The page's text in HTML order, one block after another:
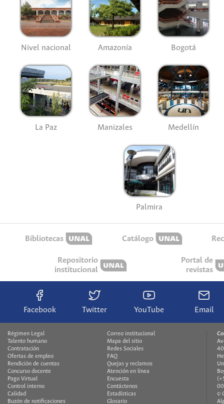
Nivel nacional Amazonía Bogotá
La Paz Manizales Medellín
Palmira
Bibliotecas Catálogo
Repositorio
institucional
Portal de
revistas
Facebook Twitter YouTube Email
Régimen Legal
Talento humano
Contratación
Ofertas de empleo
Rendición de cuentas
Concurso docente
Pago Virtual
Control interno
Calidad
Buzón de notificaciones
Correo institucional
Mapa del sitio
Redes Sociales
FAQ
Quejas y reclamos
Atención en línea
Encuesta
Contáctenos
Estadísticas
Glosario
©